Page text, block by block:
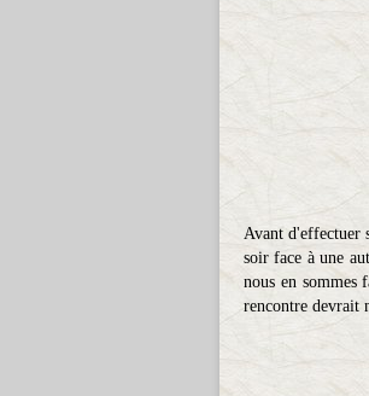
Avant d'effectuer
soir face à une
nous en sommes
rencontre devrait